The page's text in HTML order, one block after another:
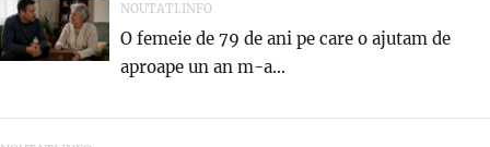
NOUTATI.INFO
O femeie de 79 de ani pe care o ajutam de
aproape un an m-a...